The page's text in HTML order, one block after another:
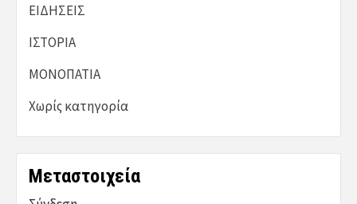
ΕΙΔΗΣΕΙΣ
ΙΣΤΟΡΙΑ
ΜΟΝΟΠΑΤΙΑ
Χωρίς κατηγορία
Μεταστοιχεία